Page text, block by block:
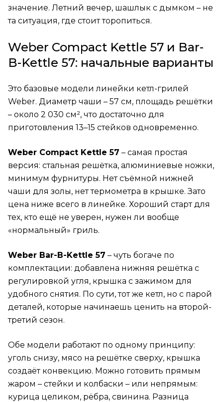
значение. Летний вечер, шашлык с дымком – не
та ситуация, где стоит торопиться.
Weber Compact Kettle 57 и Bar-
B-Kettle 57: начальные варианты
Это базовые модели линейки кетл-грилей
Weber. Диаметр чаши – 57 см, площадь решётки
– около 2 030 см², что достаточно для
приготовления 13–15 стейков одновременно.
Weber Compact Kettle 57 – самая простая
версия: стальная решётка, алюминиевые ножки,
минимум фурнитуры. Нет съёмной нижней
чаши для золы, нет термометра в крышке. Зато
цена ниже всего в линейке. Хороший старт для
тех, кто ещё не уверен, нужен ли вообще
«нормальный» гриль.
Weber Bar-B-Kettle 57 – чуть богаче по
комплектации: добавлена нижняя решётка с
регулировкой угля, крышка с зажимом для
удобного снятия. По сути, тот же кетл, но с парой
деталей, которые начинаешь ценить на второй-
третий сезон.
Обе модели работают по одному принципу:
уголь снизу, мясо на решётке сверху, крышка
создаёт конвекцию. Можно готовить прямым
жаром – стейки и колбаски – или непрямым:
курица целиком, рёбра, свинина. Разница